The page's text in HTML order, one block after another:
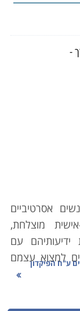
-
אסרטיביים
מוצלחת,
ידיעותיהם עם
למצוא עצמם
הדפים הבאים
האפשרויות
ע"ח הפיקדון